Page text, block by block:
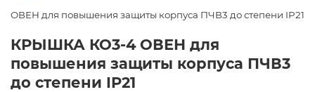
для повышения защиты корпуса ПЧВ3 до степени IP21
КРЫШКА КО3-4 ОВЕН для
повышения защиты корпуса ПЧВ3
до степени IP21